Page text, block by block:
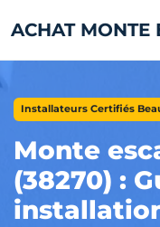
ACHAT MONTE
Installateurs Certifiés
Monte
(38270) :